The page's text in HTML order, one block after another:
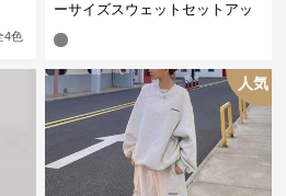
4色
ーサイズスウェットセットアッ
人気